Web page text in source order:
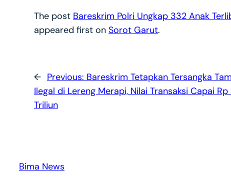
The post Bareskrim Polri Ungkap 332 Anak
appeared first on Sorot Garut.
← Previous: Bareskrim Tetapkan Tersangka
Ilegal di Lereng Merapi, Nilai Transaksi Capai Rp
Triliun
Bima News